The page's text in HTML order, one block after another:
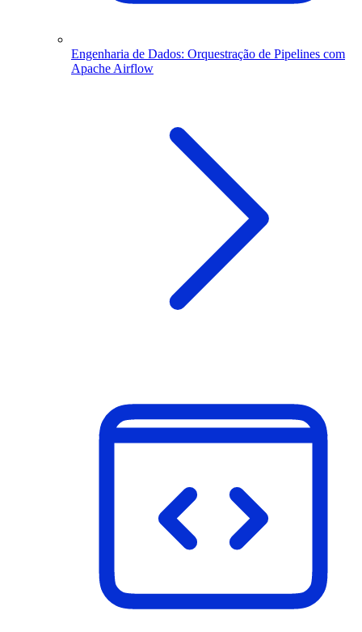
Engenharia de Dados: Orquestração de Pipelines com
Apache Airflow